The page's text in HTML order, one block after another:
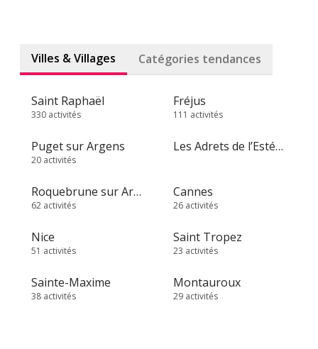
Villes & Villages Catégories tendances
Saint Raphaël
330 activités
Fréjus
111 activités
Puget sur Argens
20 activités
Les Adrets de l’Estérel
Roquebrune sur Argens
62 activités
Cannes
26 activités
Nice
51 activités
Saint Tropez
23 activités
Sainte-Maxime
38 activités
Montauroux
29 activités